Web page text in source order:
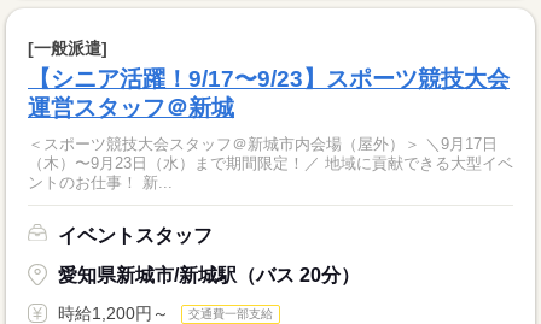
[一般派遣]
【シニア活躍！9/17〜9/23】スポーツ競技大会
運営スタッフ＠新城
＜スポーツ競技大会スタッフ＠新城市内会場（屋外）＞ ＼9月17日
（木）〜9月23日（水）まで期間限定！／ 地域に貢献できる大型イベ
ントのお仕事！ 新...
イベントスタッフ
愛知県新城市/新城駅（バス 20分）
時給1,200円～ 交通費一部支給